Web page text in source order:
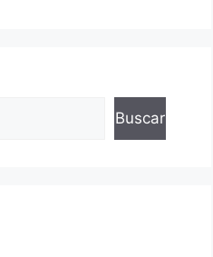
Buscar